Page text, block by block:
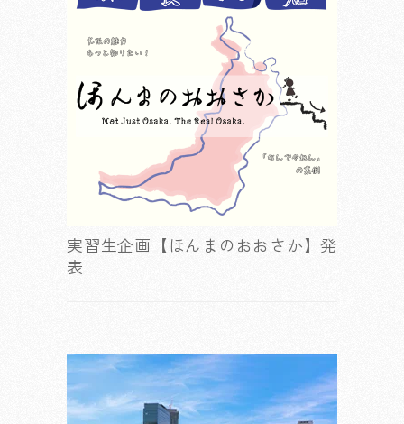
実習生企画【ほんまのおおさか】発
表